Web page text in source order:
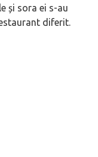
și sora ei s-au
diferit.